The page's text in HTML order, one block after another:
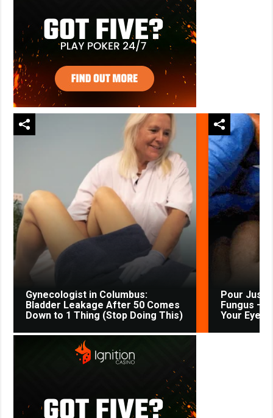
Gynecologist in Columbus:
Bladder Leakage After 50 Comes
Down to 1 Thing (Stop Doing This)
Pour Just
Fungus —
Your Eyes